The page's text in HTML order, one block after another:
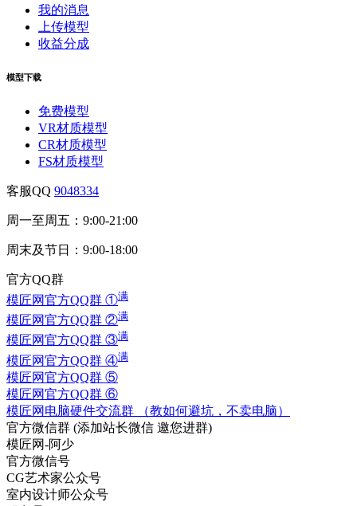
我的消息
上传模型
收益分成
模型下载
免费模型
VR材质模型
CR材质模型
FS材质模型
客服QQ 9048334
周一至周五：9:00-21:00
周末及节日：9:00-18:00
官方QQ群
模匠网官方QQ群 ①满
模匠网官方QQ群 ②满
模匠网官方QQ群 ③满
模匠网官方QQ群 ④满
模匠网官方QQ群 ⑤
模匠网官方QQ群 ⑥
模匠网电脑硬件交流群 （教如何避坑，不卖电脑）
官方微信群 (添加站长微信 邀您进群)
模匠网-阿少
官方微信号
CG艺术家公众号
室内设计师公众号